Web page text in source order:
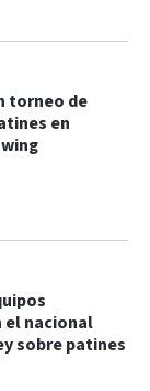
torneo de
en
el nacional
sobre patines